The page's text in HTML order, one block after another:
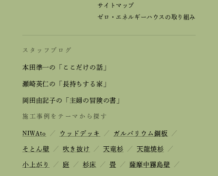
サイトマップ
ゼロ・エネルギーハウスの取り組み
スタッフブログ
本田準一の「ここだけの話」
瀬崎英仁の「長持ちする家」
岡田由記子の「主婦の冒険の書」
施工事例をテーマから探す
NIWAto ／ ウッドデッキ ／ ガルバリウム鋼板 ／
そとん壁 ／ 吹き抜け ／ 天竜杉 ／ 天龍焼杉 ／
小上がり ／ 庭 ／ 杉床 ／ 畳 ／ 薩摩中霧島壁 ／